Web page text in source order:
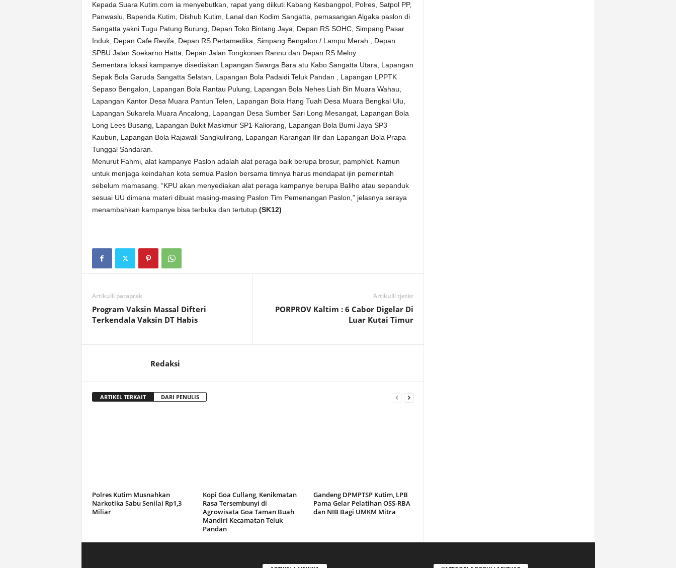
Kepada Suara Kutim.com ia menyebutkan, rapat yang diikuti Kabang Kesbangpol, Polres, Satpol PP,
Panwaslu, Bapenda Kutim, Dishub Kutim, Lanal dan Kodim Sangatta, pemasangan Algaka paslon di
Sangatta yakni Tugu Patung Burung, Depan Toko Bintang Jaya, Depan RS SOHC, Simpang Pasar
Induk, Depan Cafe Revifa, Depan RS Pertamedika, Simpang Bengalon / Lampu Merah , Depan
SPBU Jalan Soekarno Hatta, Depan Jalan Tongkonan Rannu dan Depan RS Meloy.
Sementara lokasi kampanye disediakan Lapangan Swarga Bara atu Kabo Sangatta Utara, Lapangan
Sepak Bola Garuda Sangatta Selatan, Lapangan Bola Padaidi Teluk Pandan , Lapangan LPPTK
Sepaso Bengalon, Lapangan Bola Rantau Pulung, Lapangan Bola Nehes Liah Bin Muara Wahau,
Lapangan Kantor Desa Muara Pantun Telen, Lapangan Bola Hang Tuah Desa Muara Bengkal Ulu,
Lapangan Sukarela Muara Ancalong, Lapangan Desa Sumber Sari Long Mesangat, Lapangan Bola
Long Lees Busang, Lapangan Bukit Maskmur SP1 Kaliorang, Lapangan Bola Bumi Jaya SP3
Kaubun, Lapangan Bola Rajawali Sangkulirang, Lapangan Karangan Ilir dan Lapangan Bola Prapa
Tunggal Sandaran.
Menurut Fahmi, alat kampanye Paslon adalah alat peraga baik berupa brosur, pamphlet. Namun
untuk menjaga keindahan kota semua Paslon bersama timnya harus mendapat ijin pemerintah
sebelum mamasang. “KPU akan menyediakan alat peraga kampanye berupa Baliho atau sepanduk
sesuai UU dimana materi dibuat masing-masing Paslon Tim Pemenangan Paslon,” jelasnya seraya
menambahkan kampanye bisa terbuka dan tertutup. (SK12)
Artikulli paraprak
Program Vaksin Massal Difteri
Terkendala Vaksin DT Habis
Artikulli tjetër
PORPROV Kaltim : 6 Cabor Digelar Di
Luar Kutai Timur
Redaksi
ARTIKEL TERKAIT DARI PENULIS
Polres Kutim Musnahkan
Narkotika Sabu Senilai Rp1,3
Miliar
Kopi Goa Cullang, Kenikmatan
Rasa Tersembunyi di
Agrowisata Goa Taman Buah
Mandiri Kecamatan Teluk
Pandan
Gandeng DPMPTSP Kutim, LPB
Pama Gelar Pelatihan OSS-RBA
dan NIB Bagi UMKM Mitra